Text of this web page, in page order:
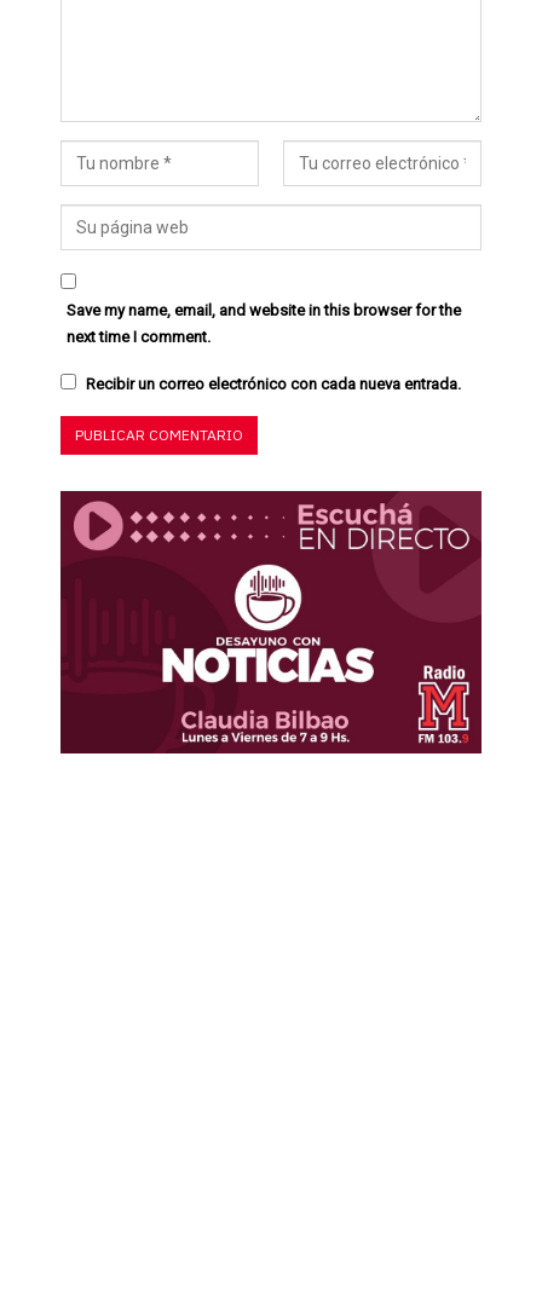
Save my name, email, and website in this browser for the
next time I comment.
Recibir un correo electrónico con cada nueva entrada.